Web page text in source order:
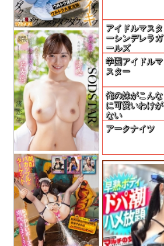
アイドルマスタ
ーシンデレラガ
ールズ
学園アイドルマ
スター
俺の妹がこんな
に可愛いわけが
ない
アークナイツ